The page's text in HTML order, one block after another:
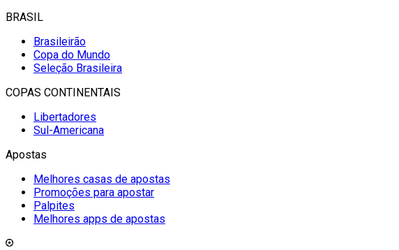
BRASIL
Brasileirão
Copa do Mundo
Seleção Brasileira
COPAS CONTINENTAIS
Libertadores
Sul-Americana
Apostas
Melhores casas de apostas
Promoções para apostar
Palpites
Melhores apps de apostas